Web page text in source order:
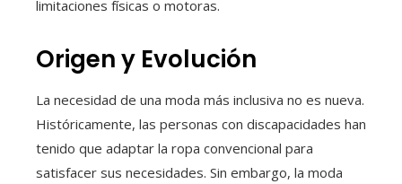
limitaciones físicas o motoras.
Origen y Evolución
La necesidad de una moda más inclusiva no es nueva.
Históricamente, las personas con discapacidades han
tenido que adaptar la ropa convencional para
satisfacer sus necesidades. Sin embargo, la moda